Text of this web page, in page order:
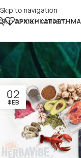
Skip to navigation
Skip to main content
ΑΡΧΙΚΉΚΑΤΆΣΤΗΜΑ
02
ΦΕΒ